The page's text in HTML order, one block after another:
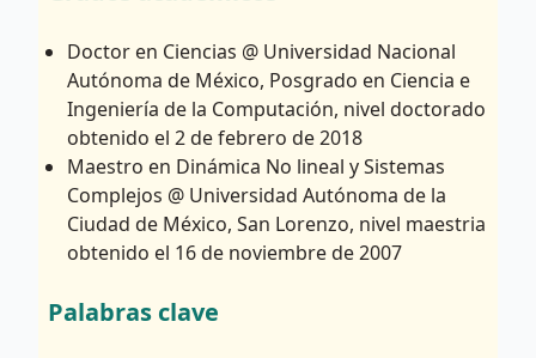
Doctor en Ciencias @ Universidad Nacional
Autónoma de México, Posgrado en Ciencia e
Ingeniería de la Computación, nivel doctorado
obtenido el 2 de febrero de 2018
Maestro en Dinámica No lineal y Sistemas
Complejos @ Universidad Autónoma de la
Ciudad de México, San Lorenzo, nivel maestria
obtenido el 16 de noviembre de 2007
Palabras clave